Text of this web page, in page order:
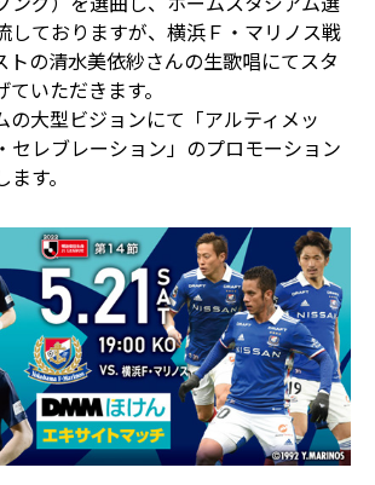
しておりますが、横浜Ｆ・マリノス戦
トの清水美依紗さんの生歌唱にてスタ
いただきます。
の大型ビジョンにて「アルティメッ
セレブレーション」のプロモーション
す。